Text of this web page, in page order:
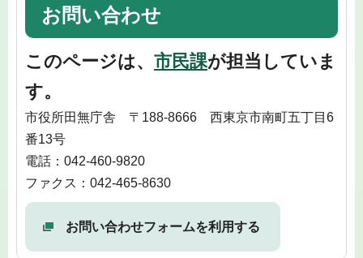
お問い合わせ
このページは、 市民課が担当していま
す。
市役所田無庁舎 〒188-8666 西東京市南町五丁目6
番13号
電話：042-460-9820
ファクス：042-465-8630
お問い合わせフォームを利用する